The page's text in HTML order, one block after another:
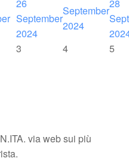
26
September
2024
September
2024
28
3 4 5
via web sui più